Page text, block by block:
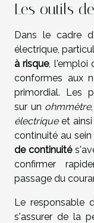
Les outils
Dans le cadre
électrique,
à risque, l'emploi
conformes aux
primordial. Les
sur un ohmmètre
électriqueet ainsi
continuité au
de continuité
confirmer
passage du
Le responsable
s'assurer de la